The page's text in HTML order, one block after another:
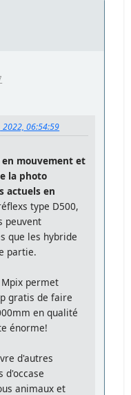
2022, 06:54:59
mouvement et
la photo
actuels en
type D500,
peuvent
que les hybride
partie.
Mpix permet
gratis de faire
en qualité
énorme!
d'autres
d'occase
animaux et